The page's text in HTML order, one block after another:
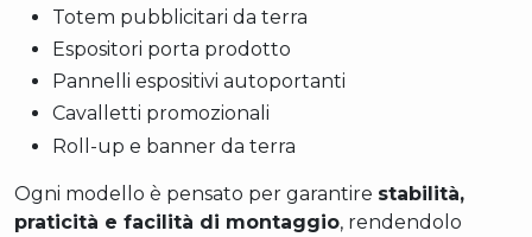
Totem pubblicitari da terra
Espositori porta prodotto
Pannelli espositivi autoportanti
Cavalletti promozionali
Roll-up e banner da terra
Ogni modello è pensato per garantire stabilità,
praticità e facilità di montaggio, rendendolo